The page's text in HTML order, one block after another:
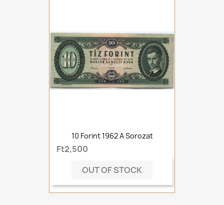
10 Forint 1962 A Sorozat
Ft2,500
OUT OF STOCK